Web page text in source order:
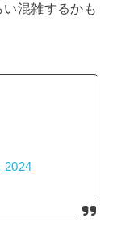
混雑するかも
2024